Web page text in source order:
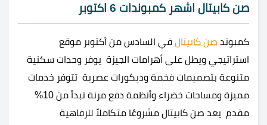
صن كابيتال اشهر كمبوندات 6 اكتوبر
كمبوند صن كابيتال في السادس من أكتوبر موقع
استراتيجي ويطل على أهرامات الجيزة يوفر وحدات سكنية
متنوعة بتصميمات فخمة وديكورات عصرية تتوفر خدمات
مميزة ومساحات خضراء وأنظمة دفع مرنة تبدأ من 10%
مقدم يعد صن كابيتال مشروعًا متكاملاً للرفاهية